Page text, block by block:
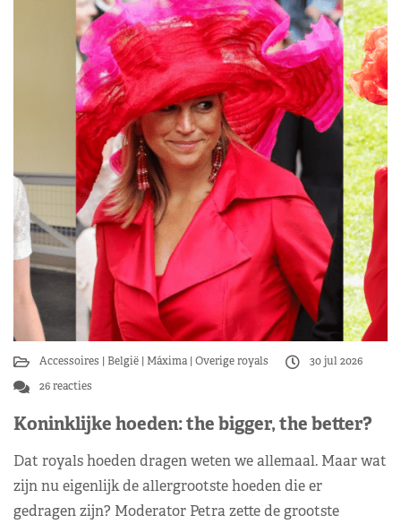
Accessoires België Máxima Overige royals
30 jul 2026
26 reacties
Koninklijke hoeden: the bigger, the better?
Dat royals hoeden dragen weten we allemaal. Maar wat
zijn nu eigenlijk de allergrootste hoeden die er
gedragen zijn? Moderator Petra zette de grootste